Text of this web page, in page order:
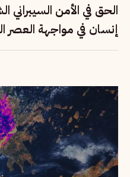
الحق في الأمن
إنسان في مواجهة العصر